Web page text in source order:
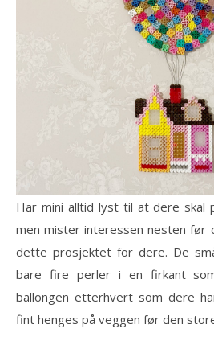
Har mini alltid lyst til at dere skal
men mister interessen nesten før
dette prosjektet for dere. De
bare fire perler i en firkant
ballongen etterhvert som dere
fint henges på veggen før den